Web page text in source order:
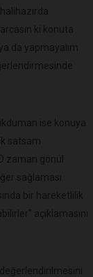
ki konuta
da yapmayalım
ise konuya
satsam
zaman gönül
sağlaması
bir hareketlilik
açıklamasını
değerlendirilmesini